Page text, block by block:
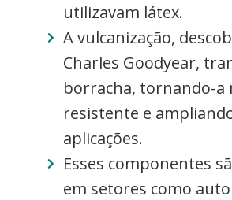
utilizavam látex.
A vulcanização,
Charles Goodyear,
borracha, tornando-a
resistente e
aplicações.
Esses componentes
em setores como